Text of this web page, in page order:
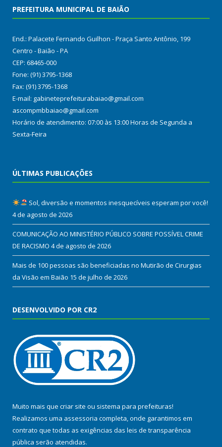
PREFEITURA MUNICIPAL DE BAIÃO
End.: Palacete Fernando Guilhon - Praça Santo Antônio, 199
Centro - Baião - PA
CEP: 68465-000
Fone: (91) 3795-1368
Fax: (91) 3795-1368
E-mail: gabineteprefeiturabaiao@gmail.com
ascompmbbaiao@gmail.com
Horário de atendimento: 07:00 às 13:00 Horas de Segunda a
Sexta-Feira
ÚLTIMAS PUBLICAÇÕES
Sol, diversão e momentos inesquecíveis esperam por você!
4 de agosto de 2026
COMUNICAÇÃO AO MINISTÉRIO PÚBLICO SOBRE POSSÍVEL CRIME
DE RACISMO 4 de agosto de 2026
Mais de 100 pessoas são beneficiadas no Mutirão de Cirurgias
da Visão em Baião 15 de julho de 2026
DESENVOLVIDO POR CR2
Muito mais que criar site ou sistema para prefeituras!
Realizamos uma assessoria completa, onde garantimos em
contrato que todas as exigências das leis de transparência
pública serão atendidas.